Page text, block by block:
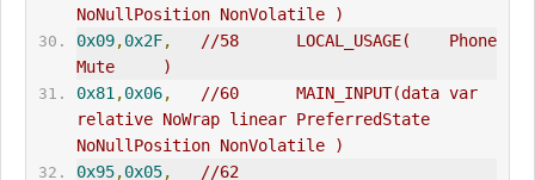
NoNullPosition NonVolatile )
0x09,0x2F,
//58      LOCAL_USAGE(    Phone
Mute     )
0x81 ,0x06,
//60      MAIN_INPUT(data var
relative NoWrap linear PreferredState
NoNullPosition NonVolatile )
0x95,0x05,
//62